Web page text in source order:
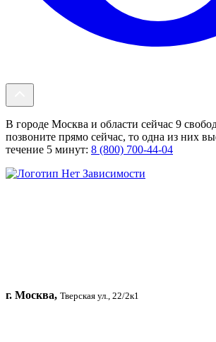
В городе Москва и области сейчас 9
позвоните прямо сейчас, то одна из них
течение 5 минут: 8 (800) 700-44-04
г. Москва, Тверская ул., 22/2к1